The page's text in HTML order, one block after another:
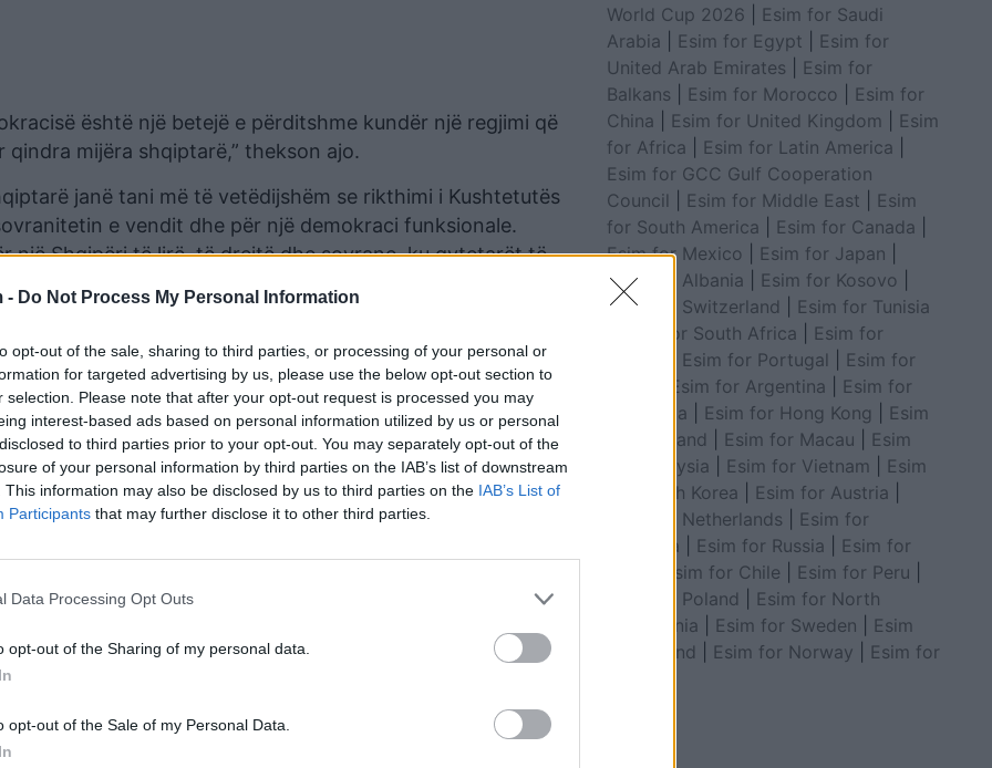
- Do Not Process My Personal Information
opt-out of the sale, sharing to third parties, or processing of your personal or
for targeted advertising by us, please use the below opt-out section to
selection. Please note that after your opt-out request is processed you may
interest-based ads based on personal information utilized by us or personal
to third parties prior to your opt-out. You may separately opt-out of the
of your personal information by third parties on the IAB’s list of downstream
This information may also be disclosed by us to third parties on the IAB’s List of
Participants that may further disclose it to other third parties.
Data Processing Opt Outs
opt-out of the Sharing of my personal data.
opt-out of the Sale of my Personal Data.
është një betejë e përditshme kundër një regjimi që
mijëra shqiptarë,” thekson ajo.
janë tani më të vetëdijshëm se rikthimi i Kushtetutës
e vendit dhe për një demokraci funksionale.
një Shqipëri të lirë, të drejtë dhe sovrane, ku qytetarët të
përfundon ajo.
World Cup 2026
Esim for Saudi
Arabia
Esim for Egypt
Esim for
United Arab Emirates
Esim for
Balkans
Esim for Morocco
Esim for
China
Esim for United Kingdom
Esim
for Africa
Esim for Latin America
Esim for GCC Gulf Cooperation
Council
Esim for Middle East
Esim
for South America
Esim for Canada
Esim for Mexico
Esim for Japan
Esim for Albania
Esim for Kosovo
Esim for Switzerland
Esim for Tunisia
Esim for South Africa
Esim for
Esim for Portugal
Esim for
Esim for Argentina
Esim for
Colombia
Esim for Hong Kong
Esim
for Thailand
Esim for Macau
Esim
for Malaysia
Esim for Vietnam
Esim
for South Korea
Esim for Austria
Esim for Netherlands
Esim for
Australia
Esim for Russia
Esim for
Esim for Chile Esim for Peru
Esim for Poland
Esim for North
Macedonia
Esim for Sweden
Esim
for Finland
Esim for Norway
Esim for